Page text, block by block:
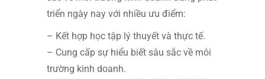
triển ngày nay với nhiều ưu điểm:
– Kết hợp học tập lý thuyết và thực tế.
– Cung cấp sự hiểu biết sâu sắc về môi
trường kinh doanh.